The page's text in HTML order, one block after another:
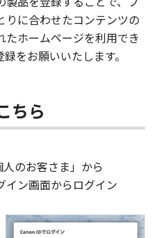
りに合わせたコンテンツの
ホームページを利用でき
をお願いいたします。
ちら
のお客さま」から
イン画面からログイン